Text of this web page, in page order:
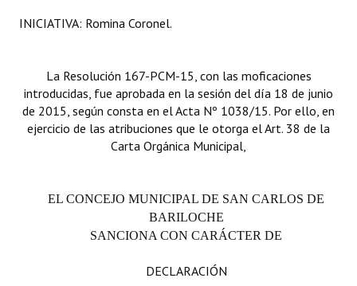
INICIATIVA: Romina Coronel.
La Resolución 167-PCM-15, con las moficaciones
introducidas, fue aprobada en la sesión del día 18 de junio
de 2015, según consta en el Acta Nº 1038/15. Por ello, en
ejercicio de las atribuciones que le otorga el Art. 38 de la
Carta Orgánica Municipal,
EL CONCEJO MUNICIPAL DE SAN CARLOS DE
BARILOCHE
SANCIONA CON CARÁCTER DE
DECLARACIÓN